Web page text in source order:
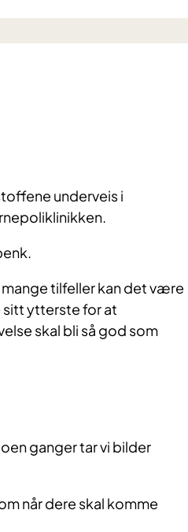
underveis i
tilfeller kan det være
sitt ytterste for at
skal bli så god som
ganger tar vi bilder
når dere skal komme